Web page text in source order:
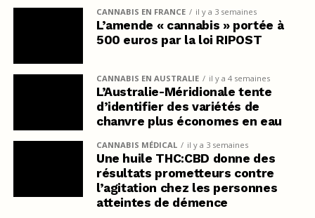
CANNABIS EN FRANCE il y a 3 semaines
L’amende « cannabis » portée à
500 euros par la loi RIPOST
CANNABIS EN AUSTRALIE il y a 4 semaines
L’Australie-Méridionale tente
d’identifier des variétés de
chanvre plus économes en eau
CANNABIS MÉDICAL il y a 3 semaines
Une huile THC:CBD donne des
résultats prometteurs contre
l’agitation chez les personnes
atteintes de démence